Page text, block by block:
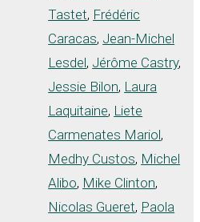
Tastet, Frédéric
Caracas, Jean-Michel
Lesdel, Jérôme Castry,
Jessie Bilon, Laura
Laquitaine, Liete
Carmenates Mariol,
Medhy Custos, Michel
Alibo, Mike Clinton,
Nicolas Gueret, Paola